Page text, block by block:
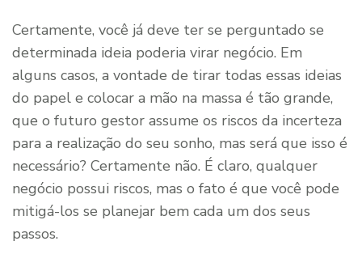
Certamente, você já deve ter se perguntado se
determinada ideia poderia virar negócio. Em
alguns casos, a vontade de tirar todas essas ideias
do papel e colocar a mão na massa é tão grande,
que o futuro gestor assume os riscos da incerteza
para a realização do seu sonho, mas será que isso é
necessário? Certamente não. É claro, qualquer
negócio possui riscos, mas o fato é que você pode
mitigá-los se planejar bem cada um dos seus
passos.